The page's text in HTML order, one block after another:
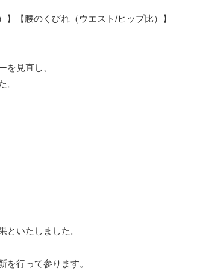
】【腰のくびれ（ウエスト/ヒップ比）】
を見直し、
。
いたしました。
を行って参ります。